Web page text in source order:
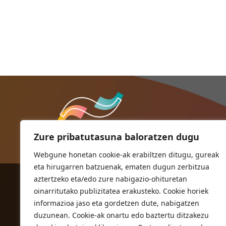
Zure pribatutasuna baloratzen dugu
Webgune honetan cookie-ak erabiltzen ditugu, gureak
eta hirugarren batzuenak, ematen dugun zerbitzua
aztertzeko eta/edo zure nabigazio-ohituretan
oinarritutako publizitatea erakusteko. Cookie horiek
informazioa jaso eta gordetzen dute, nabigatzen
duzunean. Cookie-ak onartu edo baztertu ditzakezu
ORIOKO UDALA
Herriko plaza,1
20810 Orio (Gipuzkoa)
T. 943 83 03 46